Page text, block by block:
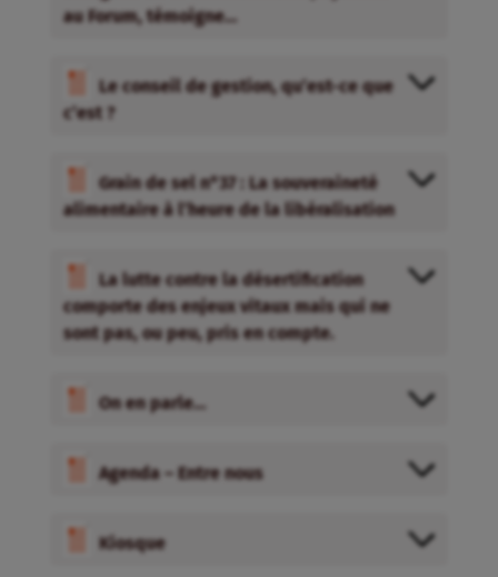
au Forum, témoigne…
Le conseil de gestion, qu’est-ce que
c’est ?
Grain de sel n°37 : La souveraineté
alimentaire à l’heure de la libéralisation
La lutte contre la désertification
comporte des enjeux vitaux mais qui ne
sont pas, ou peu, pris en compte.
On en parle…
Agenda – Entre nous
Kiosque